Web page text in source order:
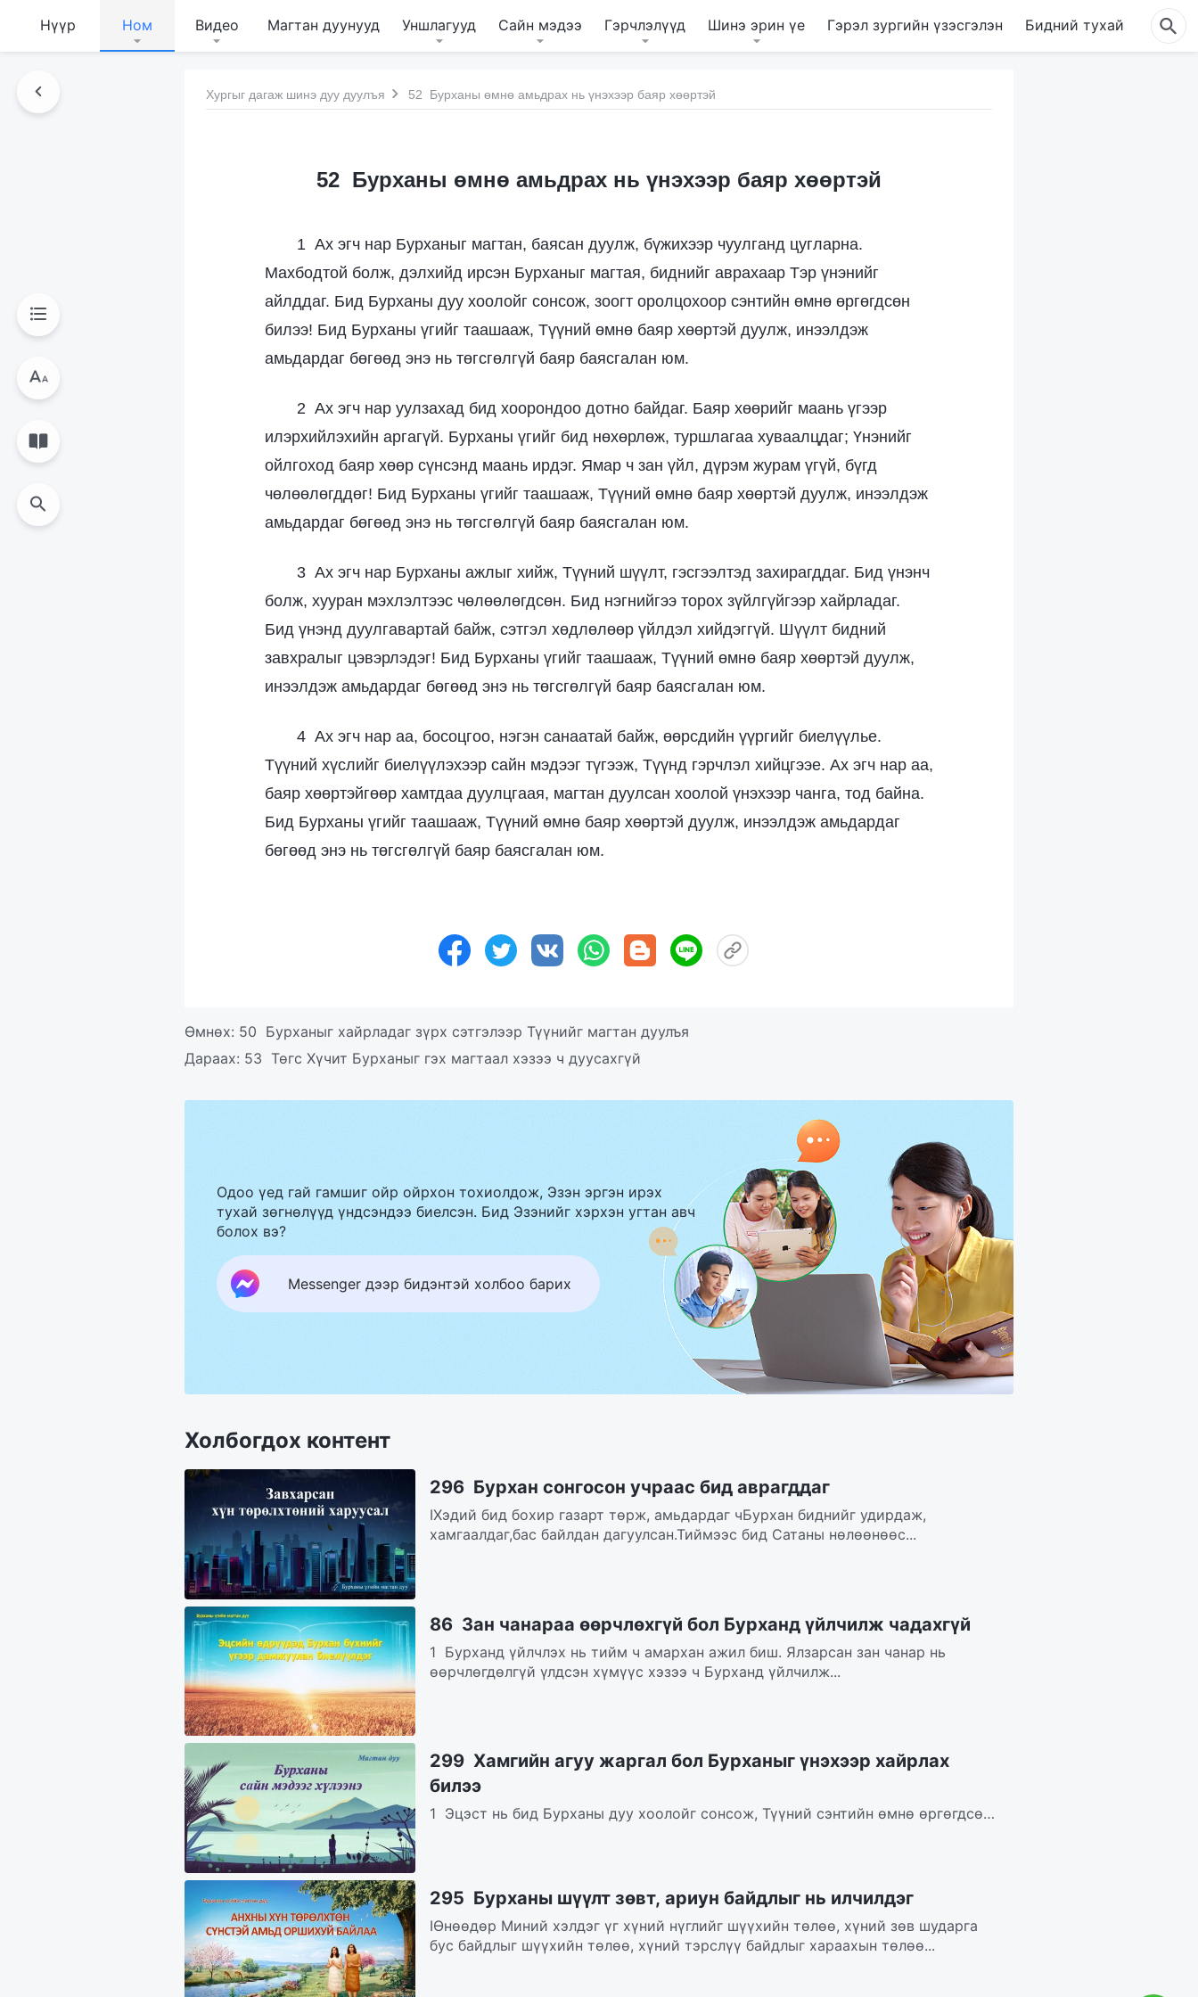
Нүүр Ном Видео Магтан дуунууд Уншлагууд Сайн мэдээ Гэрчлэлүүд Шинэ эрин үе Гэрэл зургийн үзэсгэлэн Бидний тухай
Хургыг дагаж шинэ дуу дуулъя 52 Бурханы өмнө амьдрах нь үнэхээр баяр хөөртэй
52 Бурханы өмнө амьдрах нь үнэхээр баяр хөөртэй
1 Ах эгч нар Бурханыг магтан, баясан дуулж, бүжихээр чуулганд цугларна.
Махбодтой болж, дэлхийд ирсэн Бурханыг магтая, биднийг аврахаар Тэр үнэнийг
айлддаг. Бид Бурханы дуу хоолойг сонсож, зоогт оролцохоор сэнтийн өмнө өргөгдсөн
билээ! Бид Бурханы үгийг таашааж, Түүний өмнө баяр хөөртэй дуулж, инээлдэж
амьдардаг бөгөөд энэ нь төгсгөлгүй баяр баясгалан юм.
2 Ах эгч нар уулзахад бид хоорондоо дотно байдаг. Баяр хөөрийг маань үгээр
илэрхийлэхийн аргагүй. Бурханы үгийг бид нөхөрлөж, туршлагаа хуваалцдаг; Үнэнийг
ойлгоход баяр хөөр сүнсэнд маань ирдэг. Ямар ч зан үйл, дүрэм журам үгүй, бүгд
чөлөөлөгддөг! Бид Бурханы үгийг таашааж, Түүний өмнө баяр хөөртэй дуулж, инээлдэж
амьдардаг бөгөөд энэ нь төгсгөлгүй баяр баясгалан юм.
3 Ах эгч нар Бурханы ажлыг хийж, Түүний шүүлт, гэсгээлтэд захирагддаг. Бид үнэнч
болж, хууран мэхлэлтээс чөлөөлөгдсөн. Бид нэгнийгээ торох зүйлгүйгээр хайрладаг.
Бид үнэнд дуулгавартай байж, сэтгэл хөдлөлөөр үйлдэл хийдэггүй. Шүүлт бидний
завхралыг цэвэрлэдэг! Бид Бурханы үгийг таашааж, Түүний өмнө баяр хөөртэй дуулж,
инээлдэж амьдардаг бөгөөд энэ нь төгсгөлгүй баяр баясгалан юм.
4 Ах эгч нар аа, босоцгоо, нэгэн санаатай байж, өөрсдийн үүргийг биелүүлье.
Түүний хүслийг биелүүлэхээр сайн мэдээг түгээж, Түүнд гэрчлэл хийцгээе. Ах эгч нар аа,
баяр хөөртэйгөөр хамтдаа дуулцгаая, магтан дуулсан хоолой үнэхээр чанга, тод байна.
Бид Бурханы үгийг таашааж, Түүний өмнө баяр хөөртэй дуулж, инээлдэж амьдардаг
бөгөөд энэ нь төгсгөлгүй баяр баясгалан юм.
Өмнөх: 50 Бурханыг хайрладаг зүрх сэтгэлээр Түүнийг магтан дуулъя
Дараах: 53 Төгс Хүчит Бурханыг гэх магтаал хэзээ ч дуусахгүй
Одоо үед гай гамшиг ойр ойрхон тохиолдож, Эзэн эргэн ирэх
тухай зөгнөлүүд үндсэндээ биелсэн. Бид Эзэнийг хэрхэн угтан авч
болох вэ?
Messenger дээр бидэнтэй холбоо барих
Холбогдох контент
296 Бурхан сонгосон учраас бид аврагддаг
IХэдий бид бохир газарт төрж, амьдардаг чБурхан биднийг удирдаж,
хамгаалдаг,бас байлдан дагуулсан.Тиймээс бид Сатаны нөлөөнөөс...
86 Зан чанараа өөрчлөхгүй бол Бурханд үйлчилж чадахгүй
1 Бурханд үйлчлэх нь тийм ч амархан ажил биш. Ялзарсан зан чанар нь
өөрчлөгдөлгүй үлдсэн хүмүүс хэзээ ч Бурханд үйлчилж...
299 Хамгийн агуу жаргал бол Бурханыг үнэхээр хайрлах
билээ
1 Эцэст нь бид Бурханы дуу хоолойг сонсож, Түүний сэнтийн өмнө өргөгдсөн.
295 Бурханы шүүлт зөвт, ариун байдлыг нь илчилдэг
IӨнөөдөр Миний хэлдэг үг хүний нүглийг шүүхийн төлөө, хүний зөв шударга
бус байдлыг шүүхийн төлөө, хүний тэрслүү байдлыг хараахын төлөө...